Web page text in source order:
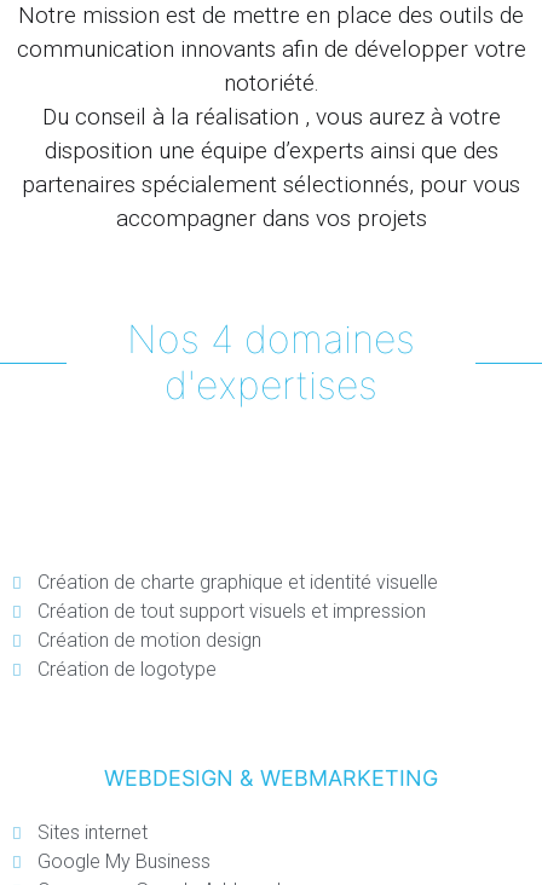
Notre mission est de mettre en place des outils de
communication innovants afin de développer votre
notoriété.
Du conseil à la réalisation , vous aurez à votre
disposition une équipe d’experts ainsi que des
partenaires spécialement sélectionnés, pour vous
accompagner dans vos projets
Nos 4 domaines
d'expertises
Création de charte graphique et identité visuelle
Création de tout support visuels et impression
Création de motion design
Création de logotype
WEBDESIGN & WEBMARKETING
Sites internet
Google My Business